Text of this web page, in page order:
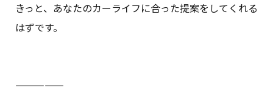
きっと、あなたのカーライフに合った提案をしてくれる
はずです。
—————